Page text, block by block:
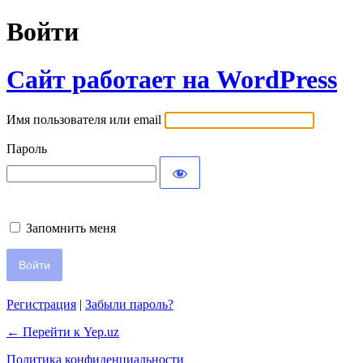
Войти
Сайт работает на WordPress
Имя пользователя или email
Пароль
Запомнить меня
Регистрация | Забыли пароль?
← Перейти к Yep.uz
Политика конфиденциальности